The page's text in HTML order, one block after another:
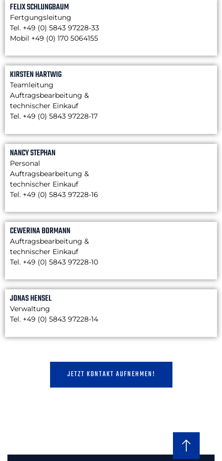
FELIX SCHLUNGBAUM
Fertgungsleitung
Tel. +49 (0) 5843 97228-33
Mobil +49 (0) 170 5064155
KIRSTEN HARTWIG
Teamleitung
Auftragsbearbeitung &
technischer Einkauf
Tel. +49 (0) 5843 97228-17
NANCY STEPHAN
Personal
Auftragsbearbeitung &
technischer Einkauf
Tel. +49 (0) 5843 97228-16
CEWERINA BORMANN
Auftragsbearbeitung &
technischer Einkauf
Tel. +49 (0) 5843 97228-10
JONAS HENSEL
Verwaltung
Tel. +49 (0) 5843 97228-14
JETZT KONTAKT AUFNEHMEN!